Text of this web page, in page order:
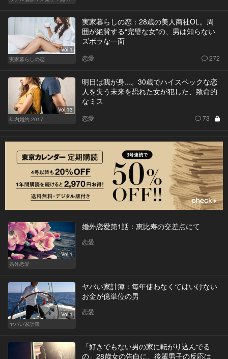
Vol.1
実家暮らしの恋
実家暮らしの恋：28歳の美人商社OL。周
囲が絶賛する“完璧な女”の、男は知らない
ズボラな一面
恋愛 272
Vol.13
年内婚約 2017
明日は我が身...。30歳でハイスペックな恋
人を失う未来を恐れた女が犯した、致命的
なミス
恋愛 73
Vol.1
婚外恋愛
婚外恋愛第1話：恵比寿の交差点にて
恋愛
Vol.1
ヤバい家計簿
ヤバい家計簿：毎年使わなくてはいけない
お金が億単位の男
恋愛
「好きでもない男の家に転がり込んでる
の」28歳女の告白に、後輩男子の反応は